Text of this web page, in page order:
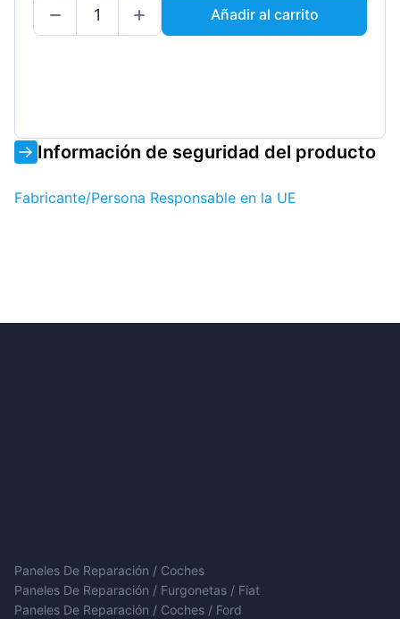
Añadir al carrito
Información de seguridad del producto
Fabricante/Persona Responsable en la UE
Paneles De Reparación / Coches
Paneles De Reparación / Furgonetas / Fiat
Paneles De Reparación / Coches / Ford